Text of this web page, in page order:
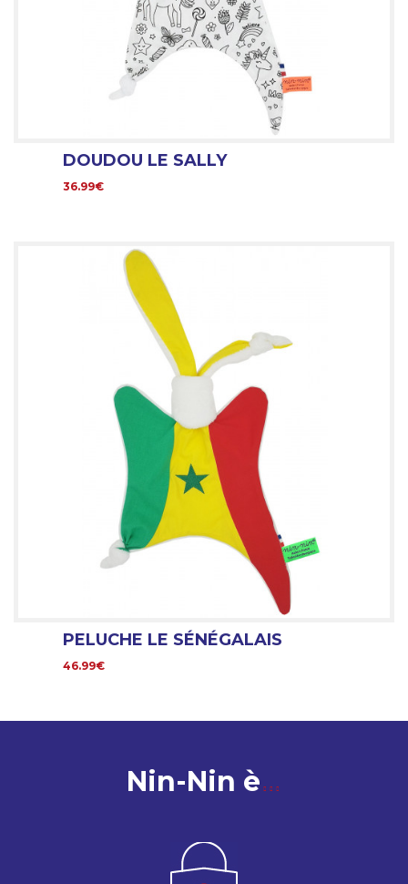
DOUDOU LE SALLY
36.99€
PELUCHE LE SÉNÉGALAIS
46.99€
Nin-Nin è